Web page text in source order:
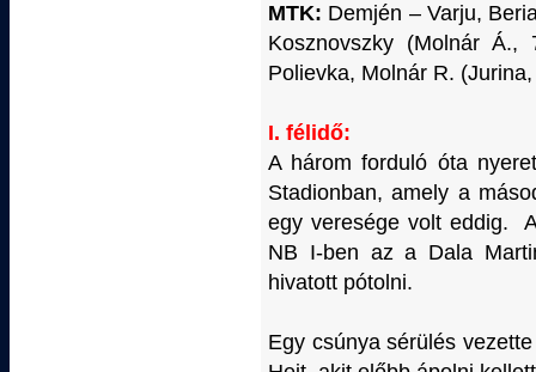
MTK: Demjén – Varju,
Kosznovszky (Molnár
Polievka, Molnár R.
I. félidő:
A három forduló óta
Stadionban, amely a
egy veresége volt eddig.
NB I-ben az a Dala
hivatott pótolni.
Egy csúnya sérülés